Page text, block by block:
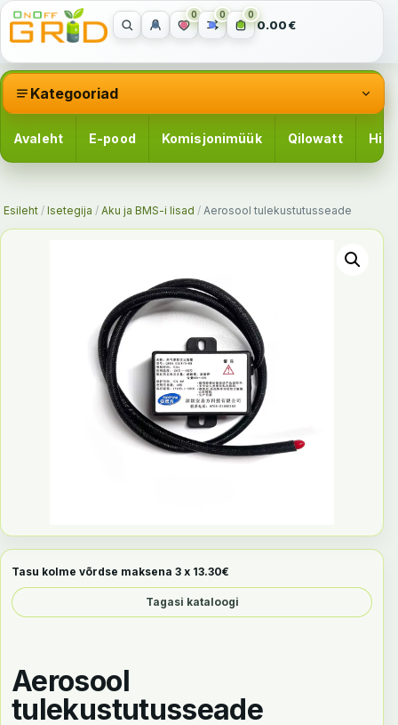
0 0 0
0.00€
Kategooriad
Avaleht E-pood Komisjonimüük Qilowatt
Esileht / Isetegija / Aku ja BMS-i lisad / Aerosool tulekustutusseade
Aerosool
tulekustutusseade
Tasu kolme võrdse maksena 3 x 13.30€
Tagasi kataloogi